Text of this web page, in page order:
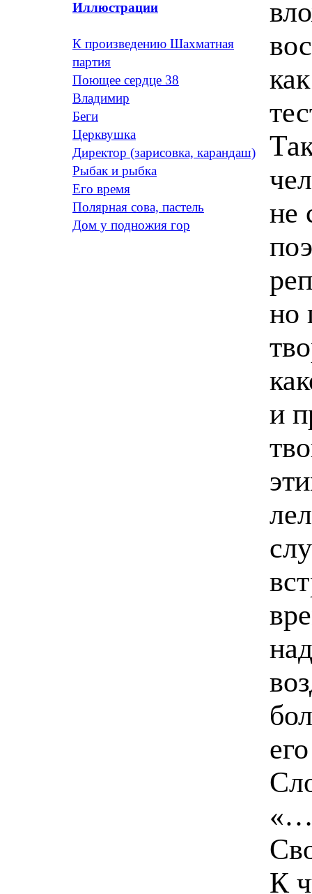
Иллюстрации
К произведению Шахматная
партия
Поющее сердце 38
Владимир
Беги
Церквушка
Директор (зарисовка, карандаш)
Рыбак и рыбка
Его время
Полярная сова, пастель
Дом у подножия гор
не
но
и
К